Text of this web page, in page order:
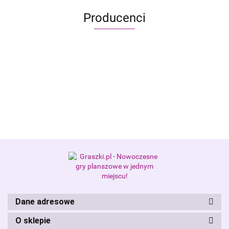
Producenci
Alis Games – producent gier
planszowych i RPG
Dane adresowe
O sklepie